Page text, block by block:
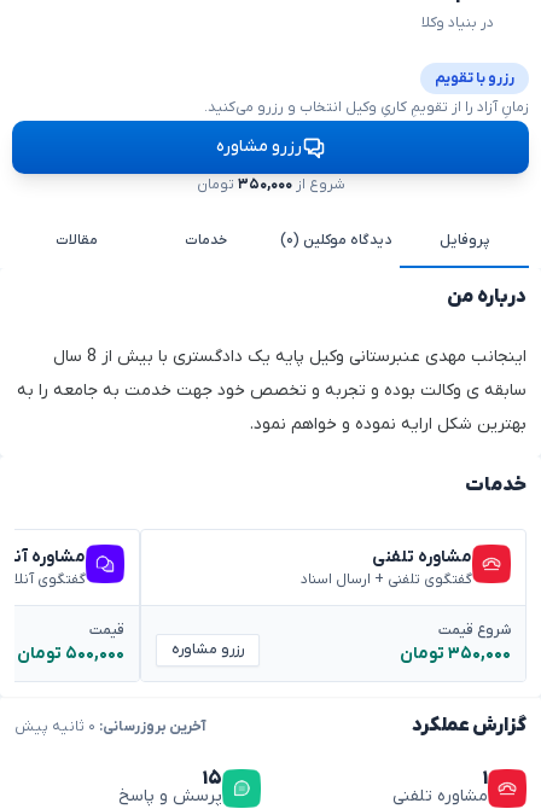
در بنیاد وکلا
رزرو با تقویم
زمانِ آزاد را از تقویمِ کاریِ وکیل انتخاب و رزرو می‌کنید.
رزرو مشاوره
شروع از۳۵۰,۰۰۰ تومان
پروفایل دیدگاه موکلین (۰) خدمات مقالات
درباره من
اینجانب مهدی عنبرستانی وکیل پایه یک دادگستری با بیش از 8 سال
سابقه ی وکالت بوده و تجربه و تخصص خود جهت خدمت به جامعه را به
بهترین شکل ارایه نموده و خواهم نمود.
گزارش عملکرد آخرین بروزرسانی:
۱
مشاوره تلفنی
۱۵
پرسش و پاسخ
خدمات
مشاوره تلفنی
گفتگوی تلفنی + ارسال اسناد
شروع قیمت
۳۵۰,۰۰۰ تومان رزرو مشاوره
مشاوره
گفتگوی
قیمت
۵۰۰,۰۰۰ تومان